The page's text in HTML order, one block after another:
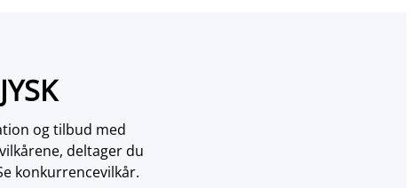
og tilbud med
deltager du
konkurrencevilkår.